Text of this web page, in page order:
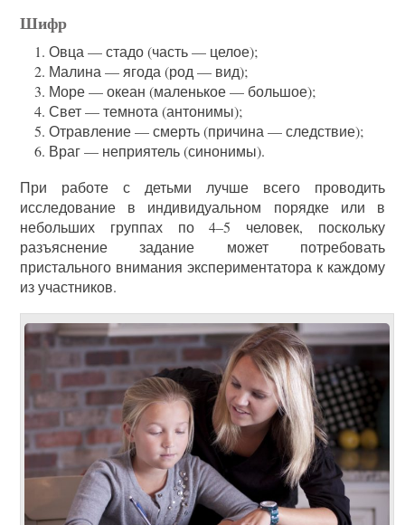
Шифр
Овца — стадо (часть — целое);
Малина — ягода (род — вид);
Море — океан (маленькое — большое);
Свет — темнота (антонимы);
Отравление — смерть (причина — следствие);
Враг — неприятель (синонимы).
При работе с детьми лучше всего проводить
исследование в индивидуальном порядке или в
небольших группах по 4–5 человек, поскольку
разъяснение задание может потребовать
пристального внимания экспериментатора к каждому
из участников.